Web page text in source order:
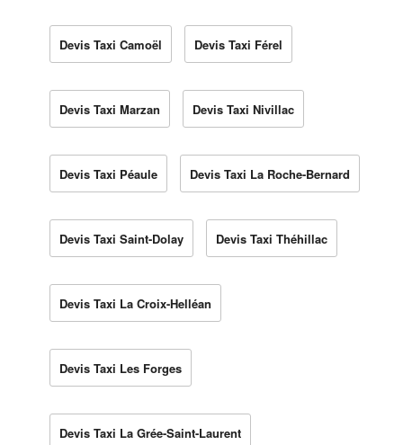
Devis Taxi Camoël Devis Taxi Férel
Devis Taxi Marzan Devis Taxi Nivillac
Devis Taxi Péaule Devis Taxi La Roche-Bernard
Devis Taxi Saint-Dolay Devis Taxi Théhillac
Devis Taxi La Croix-Helléan
Devis Taxi Les Forges
Devis Taxi La Grée-Saint-Laurent